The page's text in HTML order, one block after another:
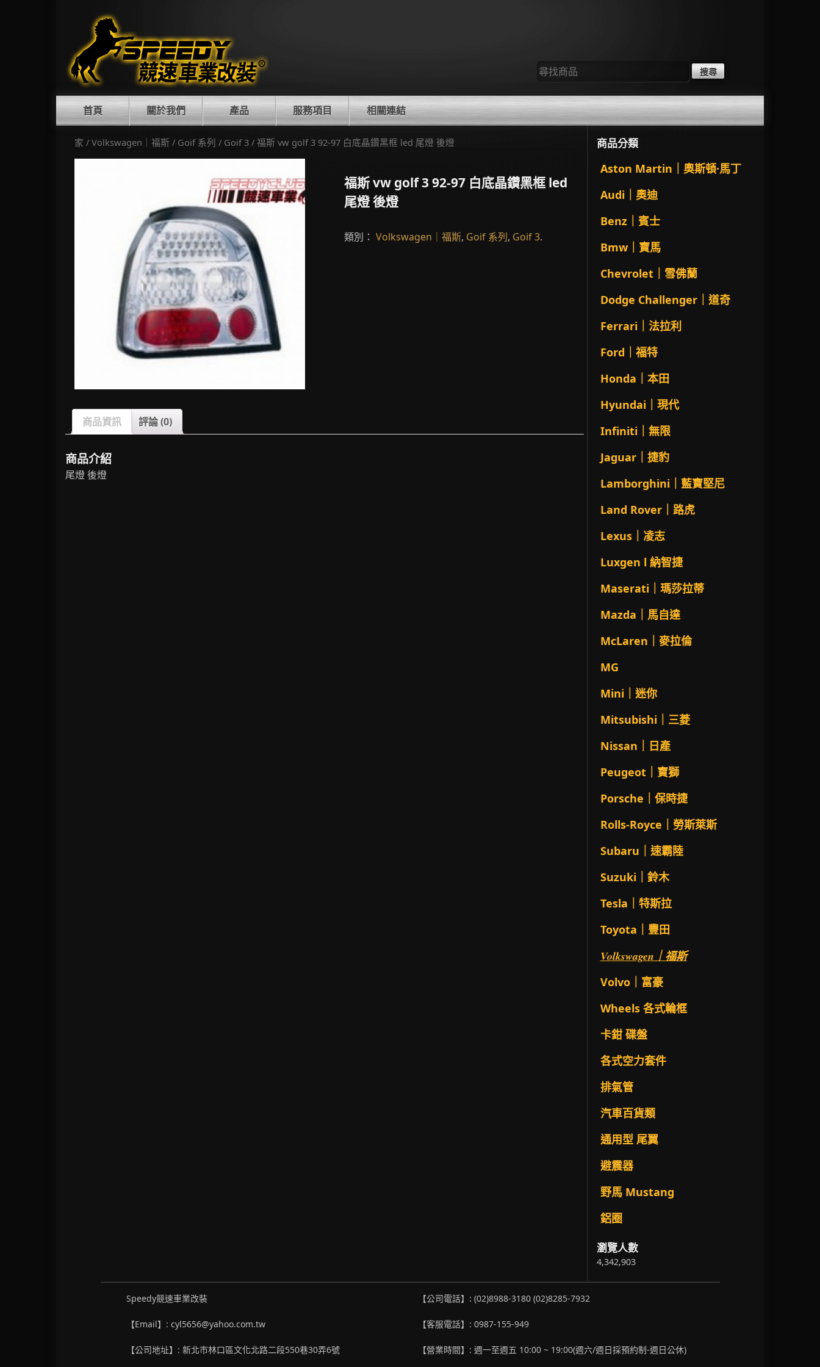
尋
找：
首頁 關於我們 產品 服務項目 相關連結
家 / Volkswagen｜福斯 / Goif 系列 / Goif 3 / 福斯 vw golf 3 92-97 白底晶鑽黑框 led 尾燈 後燈
福斯 vw golf 3 92-97 白底晶鑽黑框 led
尾燈 後燈
類別： Volkswagen｜福斯, Goif 系列, Goif 3.
商品資訊 評論 (0)
商品介紹
尾燈 後燈
商品分類
Aston Martin｜奧斯頓·馬丁
Audi｜奧迪
Benz｜賓士
Bmw｜寶馬
Chevrolet｜雪佛蘭
Dodge Challenger｜道奇
Ferrari｜法拉利
Ford｜福特
Honda｜本田
Hyundai｜現代
Infiniti｜無限
Jaguar｜捷豹
Lamborghini｜藍寶堅尼
Land Rover｜路虎
Lexus｜凌志
Luxgen l 納智捷
Maserati｜瑪莎拉蒂
Mazda｜馬自達
McLaren｜麥拉倫
MG
Mini｜迷你
Mitsubishi｜三菱
Nissan｜日產
Peugeot｜寶獅
Porsche｜保時捷
Rolls-Royce｜勞斯萊斯
Subaru｜速霸陸
Suzuki｜鈴木
Tesla｜特斯拉
Toyota｜豐田
Volkswagen｜福斯
Volvo｜富豪
Wheels 各式輪框
卡鉗 碟盤
各式空力套件
排氣管
汽車百貨類
通用型 尾翼
避震器
野馬 Mustang
鋁圈
瀏覽人數
4,342,903
Speedy競速車業改裝
【Email】: cyl5656@yahoo.com.tw
【公司地址】: 新北市林口區文化北路二段550巷30弄6號
【公司電話】: (02)8988-3180 (02)8285-7932
【客服電話】: 0987-155-949
【營業時間】: 週一至週五 10:00 ~ 19:00(週六/週日採預約制-週日公休)